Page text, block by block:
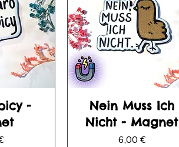
-
Nein Muss Ich
Nicht - Magnet
Preis
6,00 €